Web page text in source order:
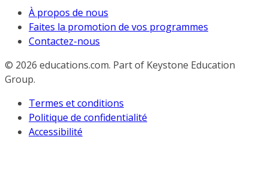
À propos de nous
Faites la promotion de vos programmes
Contactez-nous
© 2026 educations.com. Part of Keystone Education
Group.
Termes et conditions
Politique de confidentialité
Accessibilité